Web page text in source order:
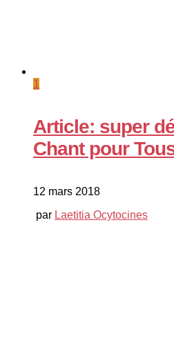
1
Article: super
Chant pour
12 mars 2018
par Laetitia Ocytocines